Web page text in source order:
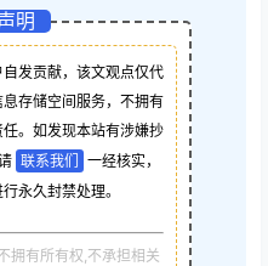
明
发贡献，该文观点仅代
存储空间服务，不拥有
。如发现本站有涉嫌抄
联系我们
一经核实，
永久封禁处理。
拥有所有权,不承担相关